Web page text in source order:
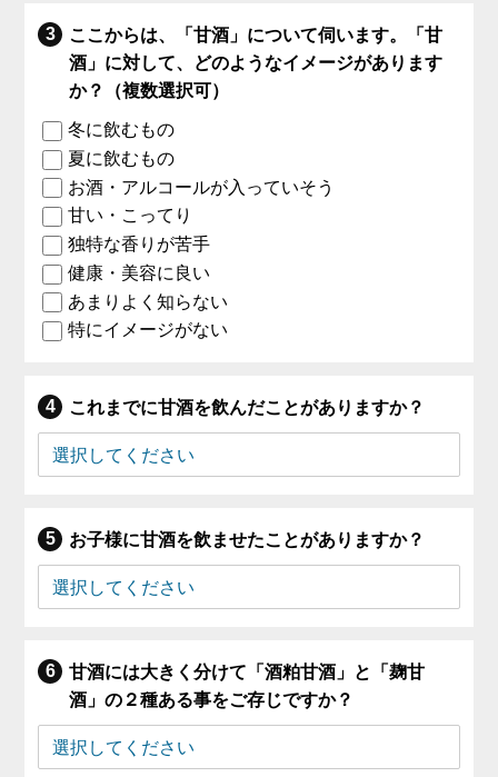
ここからは、「甘酒」について伺います。「甘
酒」に対して、どのようなイメージがあります
か？（複数選択可）
冬に飲むもの
夏に飲むもの
お酒・アルコールが入っていそう
甘い・こってり
独特な香りが苦手
健康・美容に良い
あまりよく知らない
特にイメージがない
これまでに甘酒を飲んだことがありますか？
お子様に甘酒を飲ませたことがありますか？
甘酒には大きく分けて「酒粕甘酒」と「麹甘
酒」の２種ある事をご存じですか？